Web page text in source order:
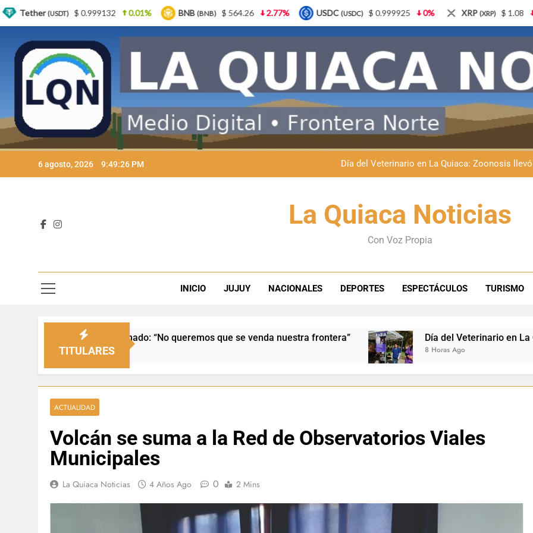
6 agosto, 2026 9:49:28 PM
Dante Velázquez marchará contra
Fernando Rejal respaldó a Dante Velázquez en el Senado: “No
La frontera se subleva: Dante Velázquez enfrenta el remate de la
Fernando Rejal respaldó a Dante Velázquez en el Senado: “No
La frontera se subleva: Dante Velázquez enfrenta el remate de
La Quiaca Noticias
Con Voz Propia
INICIO JUJUY NACIONALES DEPORTES ESPECTÁCULOS TURISMO
TITULARES
“No queremos que se venda nuestra frontera” Día del Veterinario en La Quiaca: Zoonosis llevó
ACTUALIDAD
Volcán se suma a la Red de Observatorios Viales
Municipales
La Quiaca Noticias 4 Años Ago 0 2 Mins
0.01% BNB(BNB) $ 564.26 2.77% USDC(USDC) $ 0.999925 0% XRP(XRP) $ 1.08 3.87% Solana(SOL)